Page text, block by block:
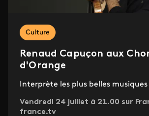
Culture
Renaud Capuçon aux
d'Orange
Interprète les plus belles
Vendredi 24 juillet à 21.00 sur
france.tv